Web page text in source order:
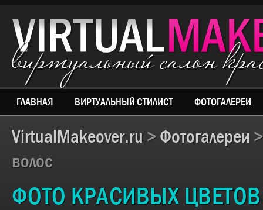
виртуальный салон
ГЛАВНАЯ ВИРТУАЛЬНЫЙ СТИЛИСТ ФОТОГАЛЕРЕИ
VirtualMakeover.ru > Фотогалереи
волос
ФОТО КРАСИВЫХ